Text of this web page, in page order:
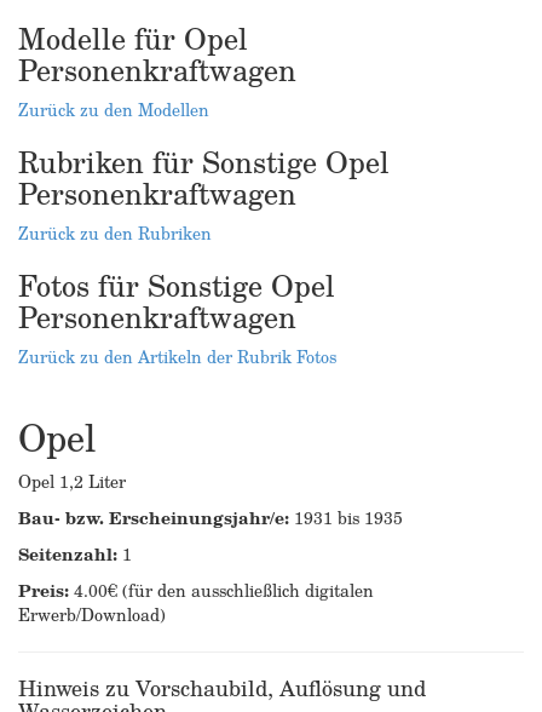
Modelle für Opel
Personenkraftwagen
Zurück zu den Modellen
Rubriken für Sonstige Opel
Personenkraftwagen
Zurück zu den Rubriken
Fotos für Sonstige Opel
Personenkraftwagen
Zurück zu den Artikeln der Rubrik Fotos
Opel
Opel 1,2 Liter
Bau- bzw. Erscheinungsjahr/e: 1931 bis 1935
Seitenzahl: 1
Preis:4.00€ (für den ausschließlich digitalen
Erwerb/Download)
Hinweis zu Vorschaubild, Auflösung und